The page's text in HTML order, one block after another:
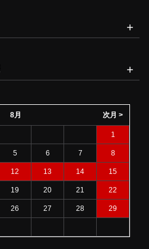
8月 次月 >
1
5 6 7 8
12 13 14 15
19 20 21 22
26 27 28 29